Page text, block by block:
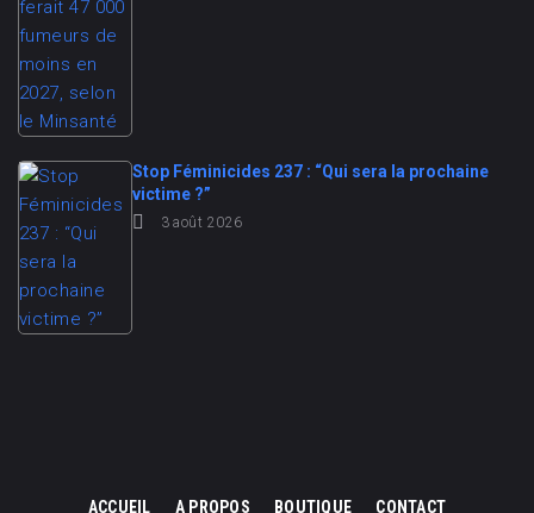
Stop Féminicides 237 : “Qui sera la prochaine
victime ?”
3 août 2026
ACCUEIL A PROPOS BOUTIQUE CONTACT